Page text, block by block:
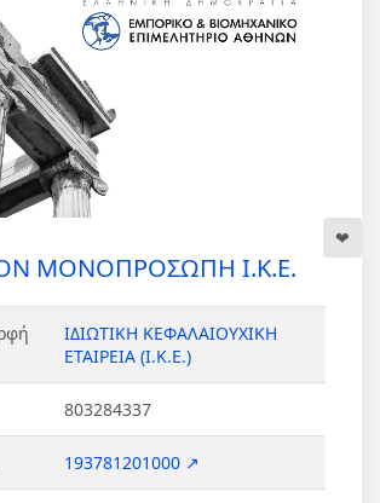
ΜΟΝΟΠΡΟΣΩΠΗ Ι.Κ.Ε.
ΙΔΙΩΤΙΚΗ ΚΕΦΑΛΑΙΟΥΧΙΚΗ
ΕΤΑΙΡΕΙΑ (Ι.Κ.Ε.)
803284337
193781201000 ↗